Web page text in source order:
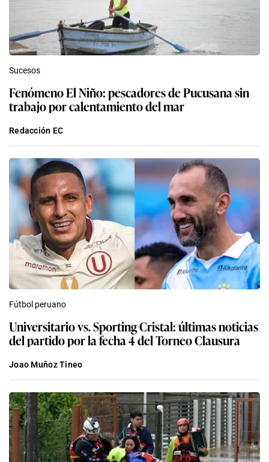
Sucesos
Fenómeno El Niño: pescadores de Pucusana sin
trabajo por calentamiento del mar
Redacción EC
Fútbol peruano
Universitario vs. Sporting Cristal: últimas noticias
del partido por la fecha 4 del Torneo Clausura
Joao Muñoz Tineo